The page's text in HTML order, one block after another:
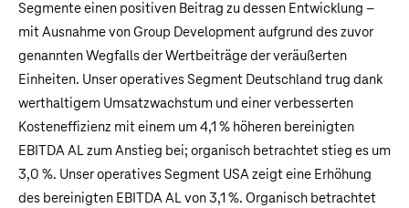
Segmente einen positiven Beitrag zu dessen Entwicklung –
mit Ausnahme von Group Development aufgrund des zuvor
genannten Wegfalls der Wertbeiträge der veräußerten
Einheiten. Unser operatives Segment Deutschland trug dank
werthaltigem Umsatzwachstum und einer verbesserten
Kosteneffizienz mit einem um 4,1 % höheren bereinigten
EBITDA AL zum Anstieg bei; organisch betrachtet stieg es um
3,0 %. Unser operatives Segment USA zeigt eine Erhöhung
des bereinigten EBITDA AL von 3,1 %. Organisch betrachtet